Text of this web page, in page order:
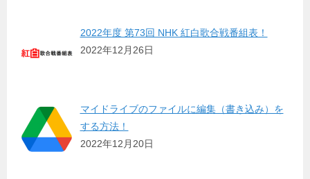
2022年度 第73回 NHK 紅白歌合戦番組表！
2022年12月26日
マイドライブのファイルに編集（書き込み）を
する方法！
2022年12月20日